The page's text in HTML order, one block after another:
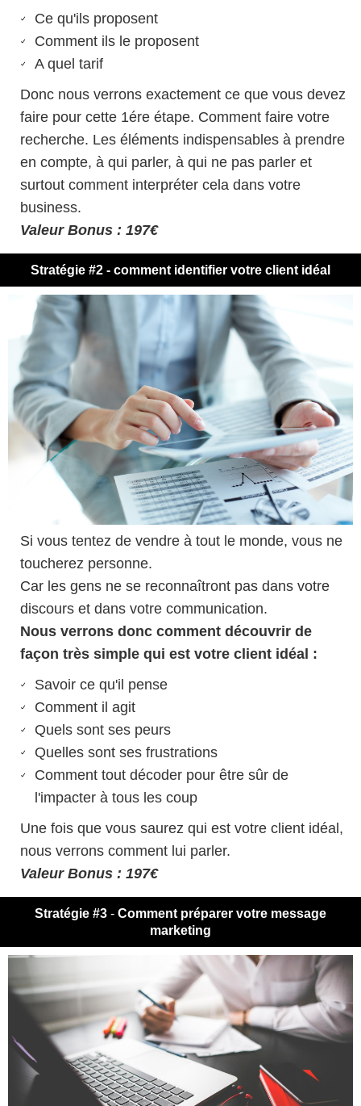
Ce qu'ils proposent
Comment ils le proposent
A quel tarif
Donc nous verrons exactement ce que vous devez
faire pour cette 1ére étape. Comment faire votre
recherche. Les éléments indispensables à prendre
en compte, à qui parler, à qui ne pas parler et
surtout comment interpréter cela dans votre
business.
Valeur Bonus : 197€
Stratégie #2 - comment identifier votre client idéal
Si vous tentez de vendre à tout le monde, vous ne
toucherez personne.
Car les gens ne se reconnaîtront pas dans votre
discours et dans votre communication.
Nous verrons donc comment découvrir de
façon très simple qui est votre client idéal :
Savoir ce qu'il pense
Comment il agit
Quels sont ses peurs
Quelles sont ses frustrations
Comment tout décoder pour être sûr de
l'impacter à tous les coup
Une fois que vous saurez qui est votre client idéal,
nous verrons comment lui parler.
Valeur Bonus : 197€
Stratégie #3 - Comment préparer votre message
marketing